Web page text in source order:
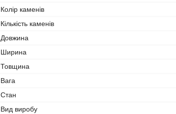
Колір каменів
Кількість каменів
Довжина
Ширина
Товщина
Вага
Стан
Вид виробу